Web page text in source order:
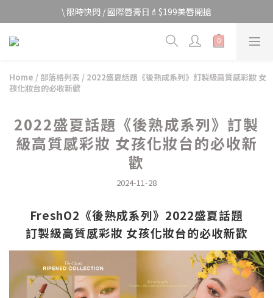
宅家防颱🌀全館$499免運費
\ 限時快閃 / 國際唇膏日💄$199美唇開搶
宅家防颱🌀全館$499免運費
Home / 部落格列表 / 2022盛夏話題《後熟成系列》訂製級高質感彩妝 女
孩化妝台的必收新歡
2022盛夏話題《後熟成系列》訂製
級高質感彩妝 女孩化妝台的必收新
歡
2024-11-28
FreshO2 《後熟成系列》2022盛夏話題
訂製級高質感彩妝 女孩化妝台的必收新歡